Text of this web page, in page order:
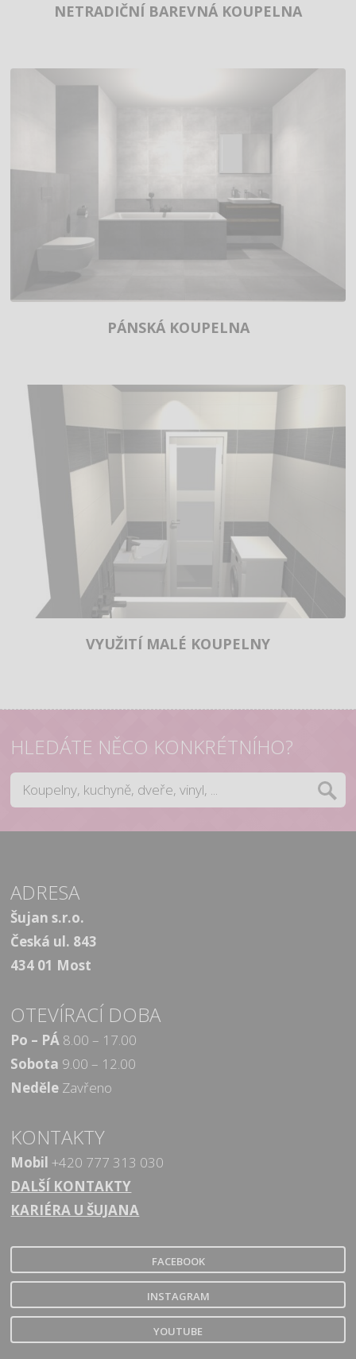
NETRADIČNÍ BAREVNÁ KOUPELNA
PÁNSKÁ KOUPELNA
VYUŽITÍ MALÉ KOUPELNY
HLEDÁTE NĚCO KONKRÉTNÍHO?
ADRESA
Šujan s.r.o.
Česká ul. 843
434 01 Most
OTEVÍRACÍ DOBA
Po – PÁ 8.00 – 17.00
Sobota 9.00 – 12.00
Neděle Zavřeno
KONTAKTY
Mobil +420 777 313 030
DALŠÍ KONTAKTY
KARIÉRA U ŠUJANA
FACEBOOK
INSTAGRAM
YOUTUBE